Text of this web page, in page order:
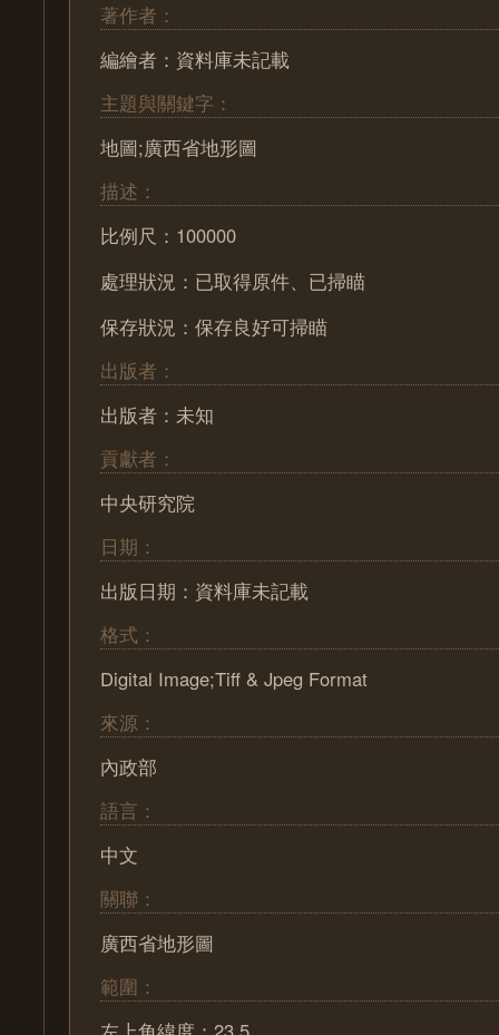
著作者：
編繪者：資料庫未記載
主題與關鍵字：
地圖;廣西省地形圖
描述：
比例尺：100000
處理狀況：已取得原件、已掃瞄
保存狀況：保存良好可掃瞄
出版者：
出版者：未知
貢獻者：
中央研究院
日期：
出版日期：資料庫未記載
格式：
Digital Image;Tiff & Jpeg Format
來源：
內政部
語言：
中文
關聯：
廣西省地形圖
範圍：